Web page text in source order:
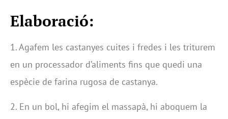
Elaboració:
1. Agafem les castanyes cuites i fredes i les triturem
en un processador d’aliments fins que quedi una
espècie de farina rugosa de castanya.
2. En un bol, hi afegim el massapà, hi aboquem la